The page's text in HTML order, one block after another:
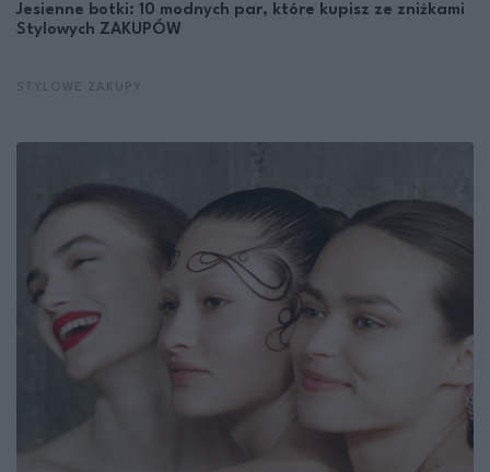
Jesienne botki: 10 modnych par, które kupisz ze zniżkami
Stylowych ZAKUPÓW